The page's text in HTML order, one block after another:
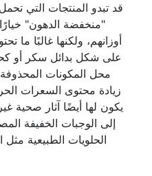
قد تبدو المنتجات التي
"منخفضة الدهون"
أوزانهم، ولكنها غالبًا
على شكل بدائل سكر أو
محل المكونات
زيادة محتوى السعرات
يكون لها أيضًا آثار صحية
إلى الوجبات الخفيفة
الحلويات الطبيعية